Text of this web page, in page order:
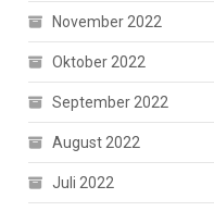
November 2022
Oktober 2022
September 2022
August 2022
Juli 2022